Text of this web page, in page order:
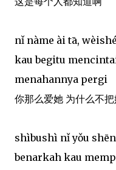
nǐ nàme ài tā,
kau begitu
menahannya pergi
你那么爱她 为什么不
shìbushì nǐ yǒu
benarkah kau